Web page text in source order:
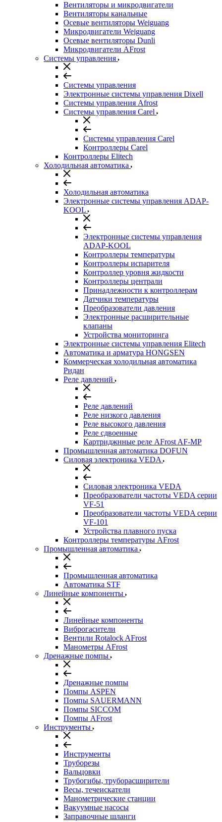
Вентиляторы и микродвигатели
Вентиляторы канальные
Осевые вентиляторы Weiguang
Микродвигатели Weiguang
Осевые вентиляторы Dunli
Микродвигатели AFrost
Системы управления
Системы управления
Электронные системы управления Dixell
Системы управления Afrost
Системы управления Carel
Системы управления Carel
Контроллеры Carel
Контроллеры Elitech
Холодильная автоматика
Холодильная автоматика
Электронные системы управления ADAP-
KOOL
Электронные системы управления
ADAP-KOOL
Контроллеры температуры
Контроллеры испарителя
Контроллер уровня жидкости
Контроллеры централи
Принадлежности к контроллерам
Датчики температуры
Преобразователи давления
Электронные расширительные
клапаны
Устройства мониторинга
Электронные системы управления Elitech
Автоматика и арматура HONGSEN
Коммерческая холодильная автоматика
Ридан
Реле давлений
Реле давлений
Реле низкого давления
Реле высокого давления
Реле сдвоенные
Картриджнные реле AFrost AF-MP
Промышленная автоматика DOFUN
Силовая электроника VEDA
Силовая электроника VEDA
Преобразователи частоты VEDA серии
VF-51
Преобразователи частоты VEDA серии
VF-101
Устройства плавного пуска
Контроллеры температуры AFrost
Промышленная автоматика
Промышленная автоматика
Автоматика STF
Линейные компоненты
Линейные компоненты
Виброгасители
Вентили Rotalock AFrost
Манометры AFrost
Дренажные помпы
Дренажные помпы
Помпы ASPEN
Помпы SAUERMANN
Помпы SICCOM
Помпы AFrost
Инструменты
Инструменты
Труборезы
Вальцовки
Трубогибы, труборасширители
Весы, течеискатели
Манометрические станции
Вакуумные насосы
Заправочные шланги